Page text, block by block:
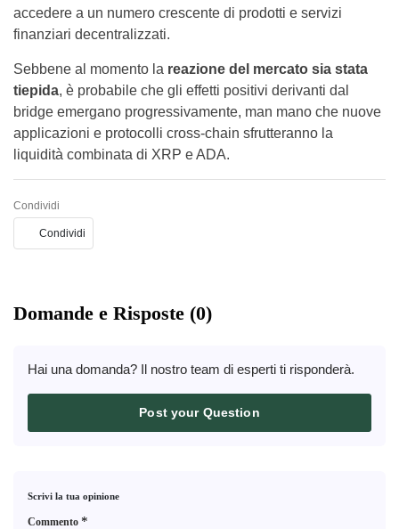
accedere a un numero crescente di prodotti e servizi
finanziari decentralizzati.
Sebbene al momento la reazione del mercato sia stata
tiepida, è probabile che gli effetti positivi derivanti dal
bridge emergano progressivamente, man mano che nuove
applicazioni e protocolli cross-chain sfrutteranno la
liquidità combinata di XRP e ADA.
Condividi
Condividi
Domande e Risposte (0)
Hai una domanda? Il nostro team di esperti ti risponderà.
Post your Question
Scrivi la tua opinione
Commento *